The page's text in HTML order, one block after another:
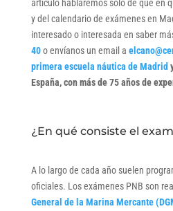
artículo hablaremos solo de que en
y del calendario de exámenes en
interesado o interesada en saber
40o envíanos un email a
primera escuela náutica de Madrid
España, con más de 75 años de
¿En qué consiste el
A lo largo de cada año suelen
oficiales. Los exámenes PNB son
General de la Marina Mercante